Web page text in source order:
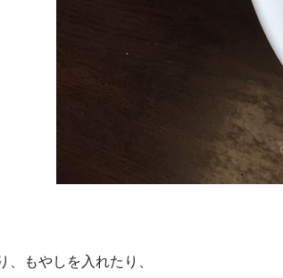
、もやしを入れたり、